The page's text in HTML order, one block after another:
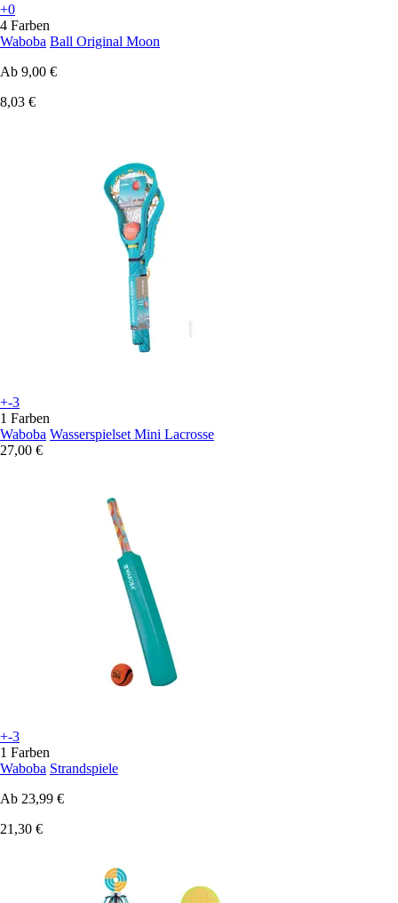
+0
4 Farben
Waboba Ball Original Moon
Ab 9,00 €
8,03 €
+-3
1 Farben
Waboba Wasserspielset Mini Lacrosse
27,00 €
+-3
1 Farben
Waboba Strandspiele
Ab 23,99 €
21,30 €